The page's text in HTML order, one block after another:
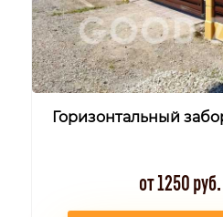
Горизонтальный
от 1250